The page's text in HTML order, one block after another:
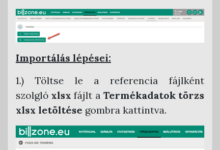
Importálás lépései:
1.) Töltse le a referencia fájlként
szolgló xlsxfájlt a Termékadatok törzs
xlsx letöltése gombra kattintva.